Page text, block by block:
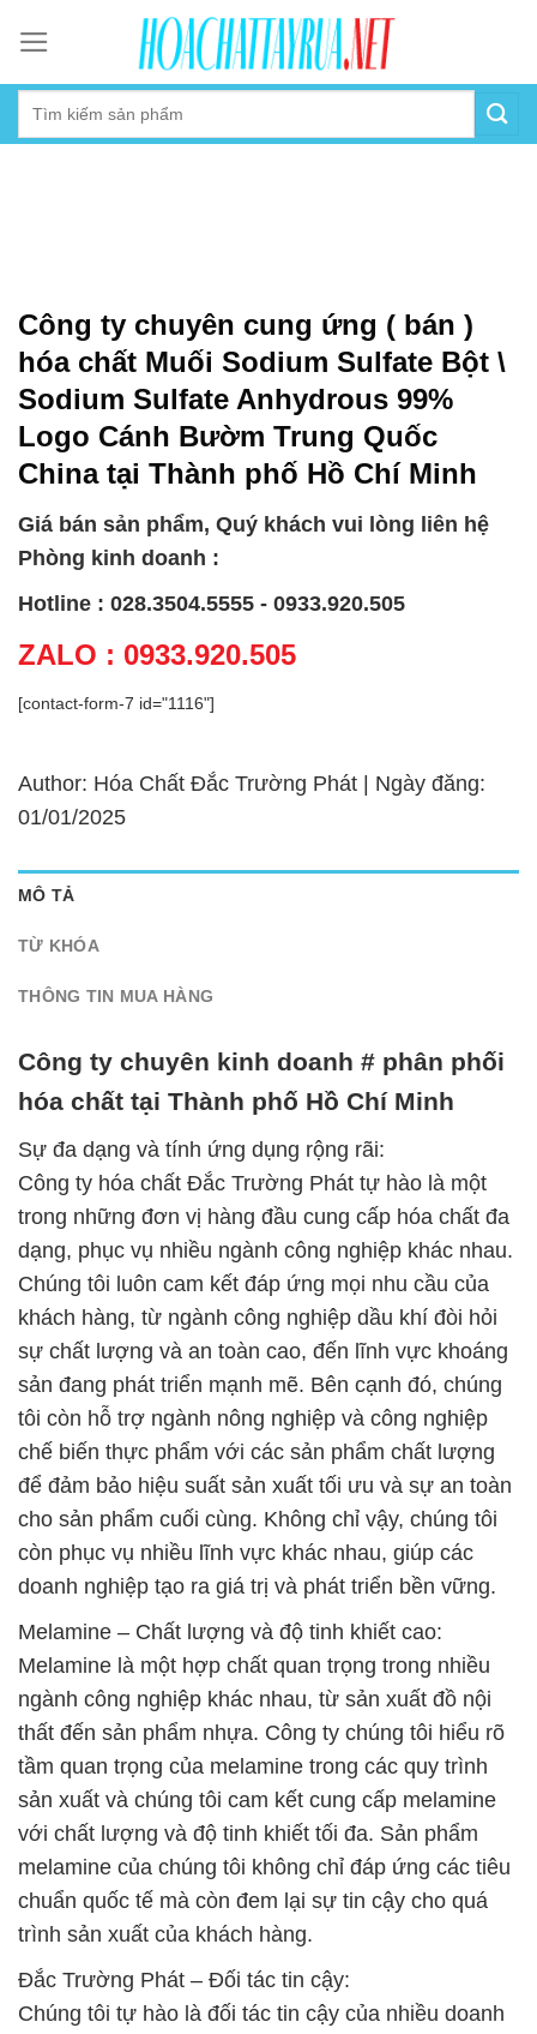
content
Công ty chuyên cung ứng ( bán )
hóa chất Muối Sodium Sulfate Bột \
Sodium Sulfate Anhydrous 99%
Logo Cánh Bườm Trung Quốc
China tại Thành phố Hồ Chí Minh
Giá bán sản phẩm, Quý khách vui lòng liên hệ
Phòng kinh doanh :
Hotline : 028.3504.5555 - 0933.920.505
ZALO : 0933.920.505
[contact-form-7 id="1116"]
Author: Hóa Chất Đắc Trường Phát | Ngày đăng:
01/01/2025
MÔ TẢ
TỪ KHÓA
THÔNG TIN MUA HÀNG
Công ty chuyên kinh doanh # phân phối
hóa chất tại Thành phố Hồ Chí Minh
Sự đa dạng và tính ứng dụng rộng rãi:
Công ty hóa chất Đắc Trường Phát tự hào là một
trong những đơn vị hàng đầu cung cấp hóa chất đa
dạng, phục vụ nhiều ngành công nghiệp khác nhau.
Chúng tôi luôn cam kết đáp ứng mọi nhu cầu của
khách hàng, từ ngành công nghiệp dầu khí đòi hỏi
sự chất lượng và an toàn cao, đến lĩnh vực khoáng
sản đang phát triển mạnh mẽ. Bên cạnh đó, chúng
tôi còn hỗ trợ ngành nông nghiệp và công nghiệp
chế biến thực phẩm với các sản phẩm chất lượng
để đảm bảo hiệu suất sản xuất tối ưu và sự an toàn
cho sản phẩm cuối cùng. Không chỉ vậy, chúng tôi
còn phục vụ nhiều lĩnh vực khác nhau, giúp các
doanh nghiệp tạo ra giá trị và phát triển bền vững.
Melamine – Chất lượng và độ tinh khiết cao:
Melamine là một hợp chất quan trọng trong nhiều
ngành công nghiệp khác nhau, từ sản xuất đồ nội
thất đến sản phẩm nhựa. Công ty chúng tôi hiểu rõ
tầm quan trọng của melamine trong các quy trình
sản xuất và chúng tôi cam kết cung cấp melamine
với chất lượng và độ tinh khiết tối đa. Sản phẩm
melamine của chúng tôi không chỉ đáp ứng các tiêu
chuẩn quốc tế mà còn đem lại sự tin cậy cho quá
trình sản xuất của khách hàng.
Đắc Trường Phát – Đối tác tin cậy:
Chúng tôi tự hào là đối tác tin cậy của nhiều doanh